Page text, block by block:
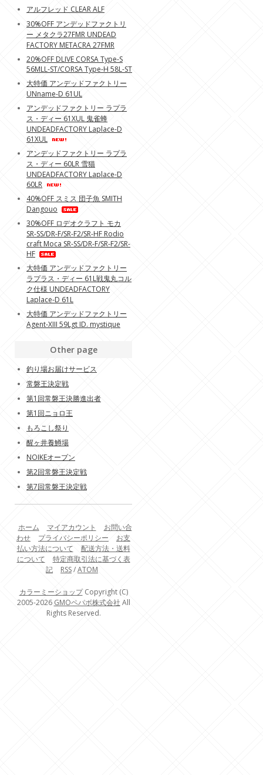
アルフレッド CLEAR ALF
30%OFF アンデッドファクトリ
ー メタクラ27FMR UNDEAD
FACTORY METACRA 27FMR
20%OFF DLIVE CORSA Type-S
56MLL-ST/CORSA Type-H 58L-ST
大特価 アンデッドファクトリー
UNname-D 61UL
アンデッドファクトリー ラプラ
ス・ディー 61XUL 鬼雀蜂
UNDEADFACTORY Laplace-D
61XUL
アンデッドファクトリー ラプラ
ス・ディー 60LR 雪猫
UNDEADFACTORY Laplace-D
60LR
40%OFF スミス 団子魚 SMITH
Dangouo
30%OFF ロデオクラフト モカ
SR-SS/DR-F/SR-F2/SR-HF Rodio
craft Moca SR-SS/DR-F/SR-F2/SR-
HF
大特価 アンデッドファクトリー
ラプラス・ディー 61L戦鬼丸コル
ク仕様 UNDEADFACTORY
Laplace-D 61L
大特価 アンデッドファクトリー
Agent-XIII 59Lgt ID. mystique
Other page
釣り場お届けサービス
常磐王決定戦
第1回常磐王決勝進出者
第1回ニョロ王
もろこし祭り
醒ヶ井養鱒場
NOIKEオープン
第2回常磐王決定戦
第7回常磐王決定戦
ホーム マイアカウント
お問い合
わせ
プライバシーポリシー
お支
払い方法について
配送方法・送料
について
特定商取引法に基づく表
記
RSS/ATOM
カラーミーショップCopyright (C)
2005-2026 GMOペパボ株式会社 All
Rights Reserved.